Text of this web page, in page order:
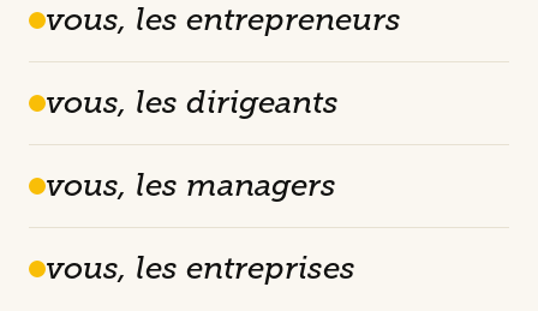
vous, les entrepreneurs
vous, les dirigeants
vous, les managers
vous, les entreprises